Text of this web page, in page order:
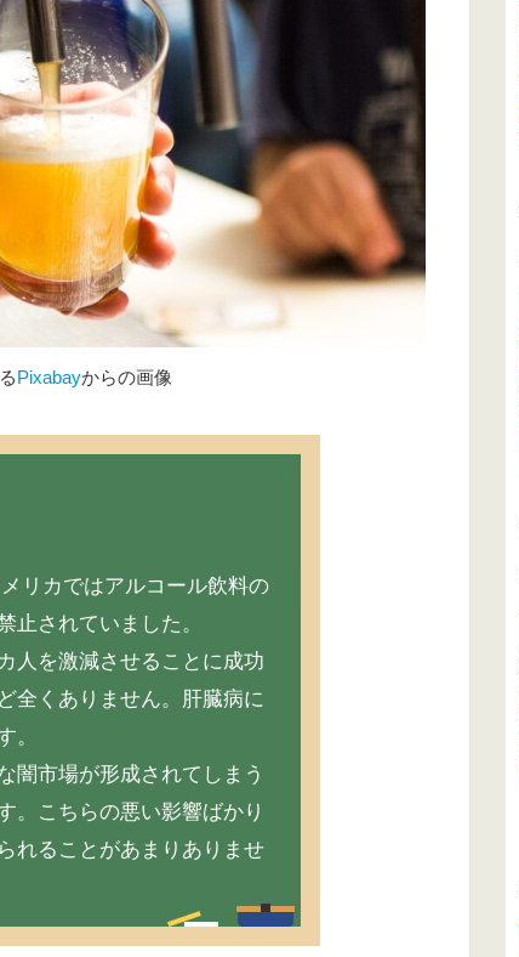
Pixabayからの画像
リカではアルコール飲料の
止されていました。
人を激減させることに成功
全くありません。肝臓病に
。
闇市場が形成されてしまう
。こちらの悪い影響ばかり
れることがあまりありませ